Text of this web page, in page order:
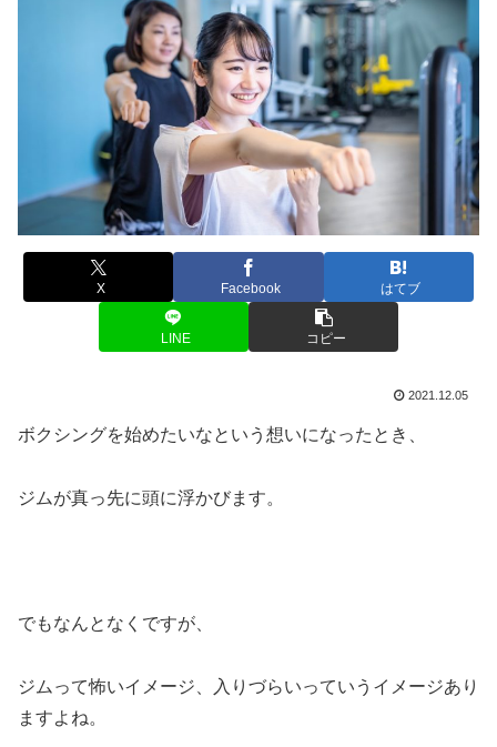
X Facebook はてブ
LINE コピー
2021.12.05
ボクシングを始めたいなという想いになったとき、
ジムが真っ先に頭に浮かびます。
でもなんとなくですが、
ジムって怖いイメージ、入りづらいっていうイメージあり
ますよね。